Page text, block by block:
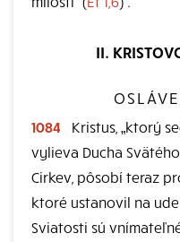
II.
1084 Kristus, „ktorý
vylieva Ducha
Cirkev, pôsobí teraz
ktoré ustanovil na
Sviatosti sú